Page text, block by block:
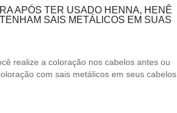
APÓS TER USADO HENNA, HENÊ
SAIS METÁLICOS EM SUAS
realize a coloração nos cabelos antes ou
com sais metálicos em seus cabelos.